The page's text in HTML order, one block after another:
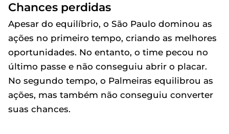
Chances perdidas
Apesar do equilíbrio, o São Paulo dominou as
ações no primeiro tempo, criando as melhores
oportunidades. No entanto, o time pecou no
último passe e não conseguiu abrir o placar.
No segundo tempo, o Palmeiras equilibrou as
ações, mas também não conseguiu converter
suas chances.